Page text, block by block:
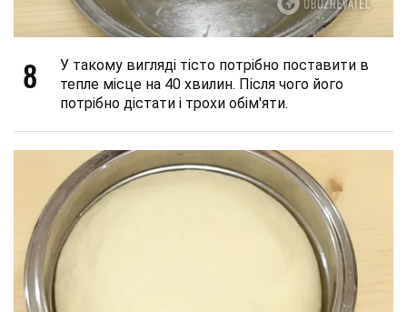
8
У такому вигляді тісто потрібно поставити в
тепле місце на 40 хвилин. Після чого його
потрібно дістати і трохи обім'яти.